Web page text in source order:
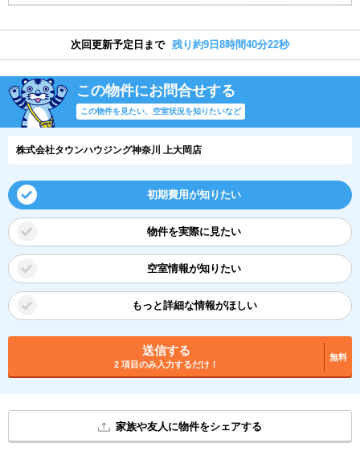
次回更新予定日まで 残り約9日8時間40分21秒
この物件にお問合せする
この物件を見たい、空室状況を知りたいなど
株式会社タウンハウジング神奈川 上大岡店
初期費用が知りたい
物件を実際に見たい
空室情報が知りたい
もっと詳細な情報がほしい
送信する
2 項目のみ入力するだけ！
無料
家族や友人に物件をシェアする